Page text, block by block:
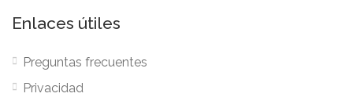
Enlaces útiles
Preguntas frecuentes
Privacidad